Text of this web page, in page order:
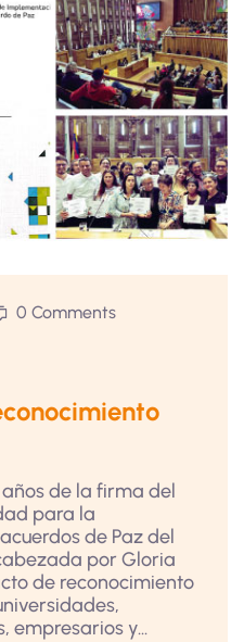
0 Comments
de la firma del
para la
de Paz del
por Gloria
de reconocimiento
empresarios y...